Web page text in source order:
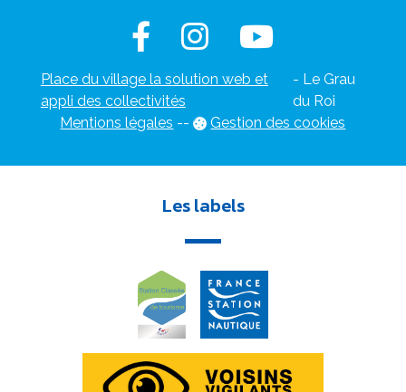
Place du village la solution web et
appli des collectivités
- Le Grau
du Roi
Mentions légales -- Gestion des cookies
Les labels